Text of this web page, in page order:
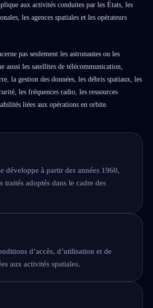
aux activités conduites par les États, les
les agences spatiales et les opérateurs
pas seulement les astronautes ou les
aussi les satellites de télécommunication,
la gestion des données, les débris spatiaux, les
les fréquences radio, les ressources
liées aux opérations en orbite.
développe à partir des années 1960,
traités adoptés dans le cadre des
d’accès, d’utilisation et de
aux activités spatiales.